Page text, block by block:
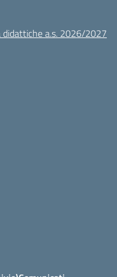
a.s. 2026/2027